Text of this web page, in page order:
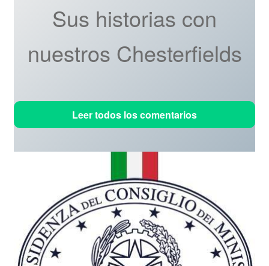
Sus historias con
nuestros Chesterfields
Leer todos los comentarios